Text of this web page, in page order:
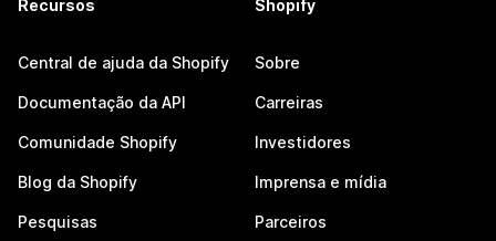
Recursos
Central de ajuda da Shopify
Documentação da API
Comunidade Shopify
Blog da Shopify
Pesquisas
Shopify
Sobre
Carreiras
Investidores
Imprensa e mídia
Parceiros